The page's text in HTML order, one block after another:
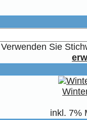
Verwenden Sie
inkl. 7%